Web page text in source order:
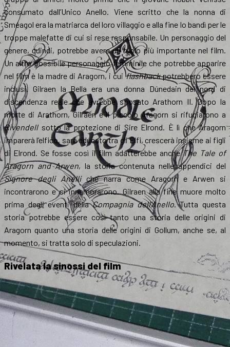
consumato dall’Unico Anello. Viene scritto che la nonna di
Sméagol era la matriarca del loro villaggio e alla fine lo bandì per le
troppe malefatte di cui si rese responsabile. Un personaggio del
genere, quindi, potrebbe avere un ruolo più importante nel film.
Un altro possibile personaggio femminile che potrebbe apparire
nel film è la madre di Aragorn, i cuiflashbackpotrebbero essere
inclusi. Gilraen la Bella era una donna Dúnedain del nord di
discendenza reale che avrebbe sposato Arathorn II. Dopo la
morte di Arathorn, Gilraen e il piccolo Aragorn si rifugiarono a
Rivendellsotto la protezione di Sire Elrond. È lì che Aragorn
imparerà l’elfico, sarà educato tra gli Elfi, crescerà insieme ai figli
di Elrond. Se fosse così il film adatterebbe ancheThe Tale of
Aragorn and Arwen, la storia contenuta nelle appendici del
Signore degli Anelliche narra come Aragorn e Arwen si
incontrarono e si innamorarono. Gilraen alla fine muore molto
prima degli eventi dellaCompagnia dell’Anello. Tutta questa
storia potrebbe essere così tanto una storia delle origini di
Aragorn quanto una storia delle origini di Gollum, anche se, al
momento, si tratta solo di speculazioni.
Rivelata la sinossi del film